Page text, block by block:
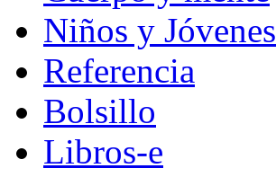
Niños y Jóvenes
Referencia
Bolsillo
Libros-e